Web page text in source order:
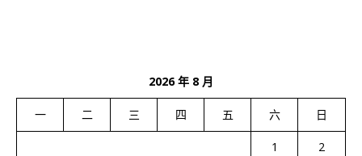
2026 年 8 月
一 二 三 四 五 六 日
1
2